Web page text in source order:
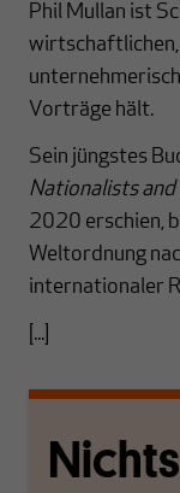
Phil Mullan ist
Vorträge hält.
Sein jüngstes
Nationalists
2020 erschien,
Weltordnung
internationaler
[...]